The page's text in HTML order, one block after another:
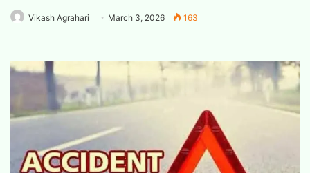
Vikash Agrahari March 3, 2026 163